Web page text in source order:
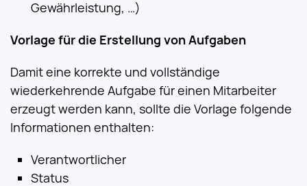
Gewährleistung, …)
Vorlage für die Erstellung von Aufgaben
Damit eine korrekte und vollständige
wiederkehrende Aufgabe für einen Mitarbeiter
erzeugt werden kann, sollte die Vorlage folgende
Informationen enthalten:
Verantwortlicher
Status